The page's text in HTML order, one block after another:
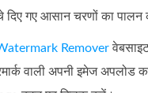
दिए गए आसान चरणों का
Remover
वाली अपनी इमेज अपलोड